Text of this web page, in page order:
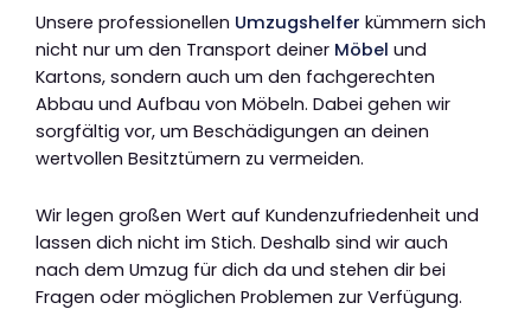
Unsere professionellen Umzugshelfer kümmern sich
nicht nur um den Transport deiner Möbel und
Kartons, sondern auch um den fachgerechten
Abbau und Aufbau von Möbeln. Dabei gehen wir
sorgfältig vor, um Beschädigungen an deinen
wertvollen Besitztümern zu vermeiden.
Wir legen großen Wert auf Kundenzufriedenheit und
lassen dich nicht im Stich. Deshalb sind wir auch
nach dem Umzug für dich da und stehen dir bei
Fragen oder möglichen Problemen zur Verfügung.